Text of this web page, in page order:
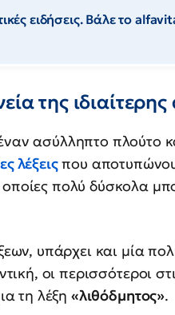
ειδήσεις. Βάλε το
της
ασύλληπτο πλούτο
λέξειςπου
πολύ δύσκολα
υπάρχει και μία
οι περισσότεροι
τη λέξη «λιθόδμητος».